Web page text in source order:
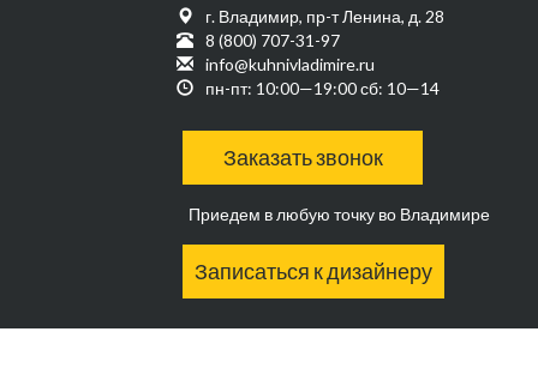
г. Владимир, пр-т Ленина, д. 28
8 (800) 707-31-97
info@kuhnivladimire.ru
пн-пт: 10:00—19:00 сб: 10—14
Заказать звонок
Приедем в любую точку во Владимире
Записаться к дизайнеру